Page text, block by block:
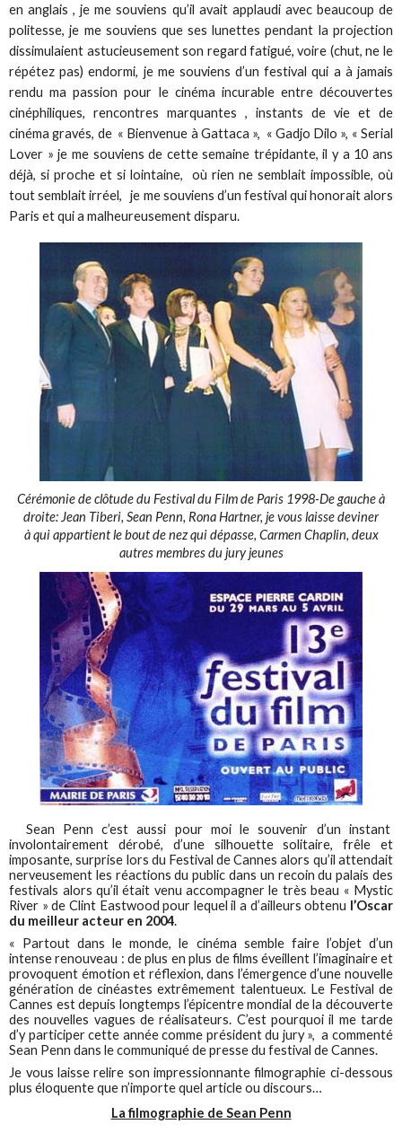
en anglais , je me souviens qu’il avait applaudi avec beaucoup de
politesse, je me souviens que ses lunettes pendant la projection
dissimulaient astucieusement son regard fatigué, voire (chut, ne le
répétez pas) endormi, je me souviens d’un festival qui a à jamais
rendu ma passion pour le cinéma incurable entre découvertes
cinéphiliques, rencontres marquantes , instants de vie et de
cinéma gravés, de « Bienvenue à Gattaca », « Gadjo Dilo », « Serial
Lover » je me souviens de cette semaine trépidante, il y a 10 ans
déjà, si proche et si lointaine, où rien ne semblait impossible, où
tout semblait irréel, je me souviens d’un festival qui honorait alors
Paris et qui a malheureusement disparu.
Cérémonie de clôtude du Festival du Film de Paris 1998-De gauche à
droite: Jean Tiberi, Sean Penn, Rona Hartner, je vous laisse deviner
à qui appartient le bout de nez qui dépasse, Carmen Chaplin, deux
autres membres du jury jeunes
Sean Penn c’est aussi pour moi le souvenir d’un instant
involontairement dérobé, d’une silhouette solitaire, frêle et
imposante, surprise lors du Festival de Cannes alors qu’il attendait
nerveusement les réactions du public dans un recoin du palais des
festivals alors qu’il était venu accompagner le très beau « Mystic
River » de Clint Eastwood pour lequel il a d’ailleurs obtenu l’Oscar
du meilleur acteur en 2004.
« Partout dans le monde, le cinéma semble faire l’objet d’un
intense renouveau : de plus en plus de films éveillent l’imaginaire et
provoquent émotion et réflexion, dans l’émergence d’une nouvelle
génération de cinéastes extrêmement talentueux. Le Festival de
Cannes est depuis longtemps l’épicentre mondial de la découverte
des nouvelles vagues de réalisateurs. C’est pourquoi il me tarde
d’y participer cette année comme président du jury », a commenté
Sean Penn dans le communiqué de presse du festival de Cannes.
Je vous laisse relire son impressionnante filmographie ci-dessous
plus éloquente que n’importe quel article ou discours…
La filmographie de Sean Penn